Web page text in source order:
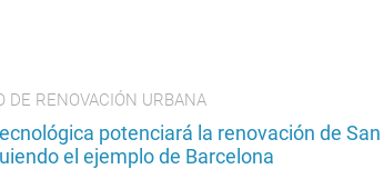
DE RENOVACIÓN URBANA
potenciará la renovación de San
el ejemplo de Barcelona